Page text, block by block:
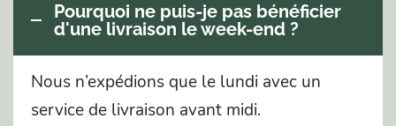
Pourquoi ne puis-je pas bénéficier
d'une livraison le week-end ?
Nous n’expédions que le lundi avec un
service de livraison avant midi.